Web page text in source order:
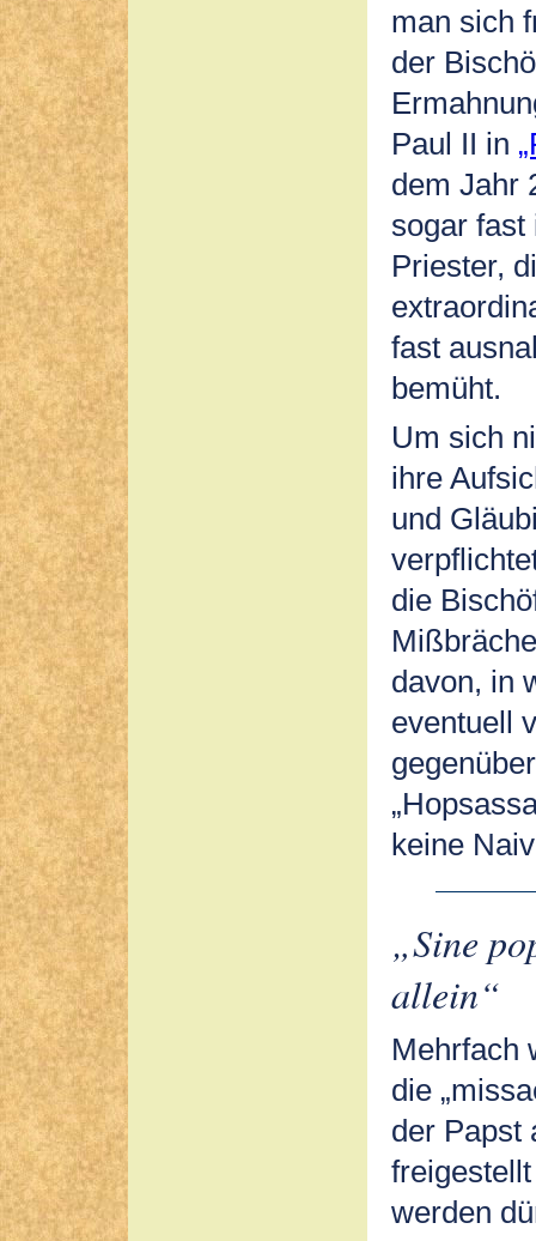
man sich
der
Paul II in
dem Jahr
sogar
Priester,
fast
bemüht.
Um sich
ihre
und
die
davon, in
eventuell
keine
„Sine
allein“
Mehrfach
die
der Papst
werden